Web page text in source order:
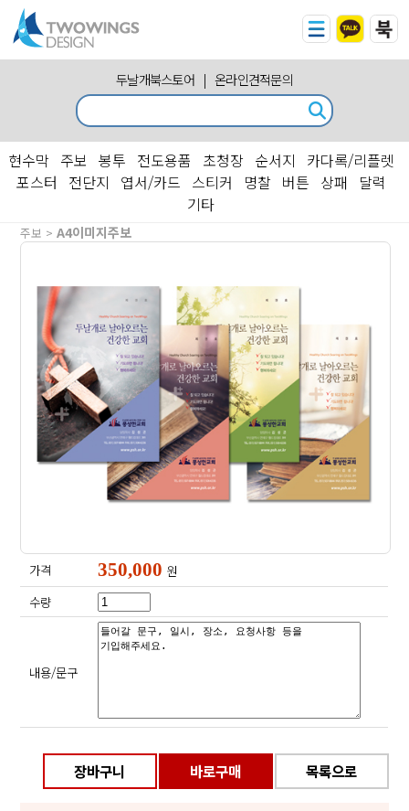
두날개북스토어 | 온라인견적문의
현수막 주보 봉투 전도용품 초청장 순서지
카다록/리플렛
포스터
전단지 엽서/카드 스티커 명찰 버튼 상패
달력
기타
주보 >A4이미지주보
가격 350,000 원
수량
내용/문구
장바구니 바로구매 목록으로